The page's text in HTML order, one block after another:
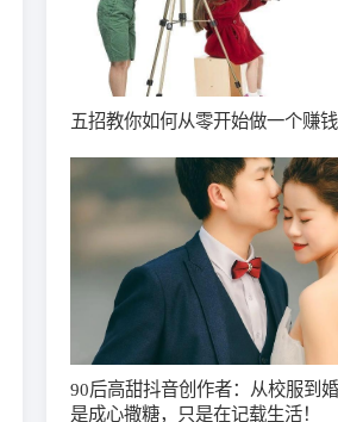
五招教你如何从零开始做一个赚钱
90后高甜抖音创作者：从校服到
是成心撒糖，只是在记载生活！